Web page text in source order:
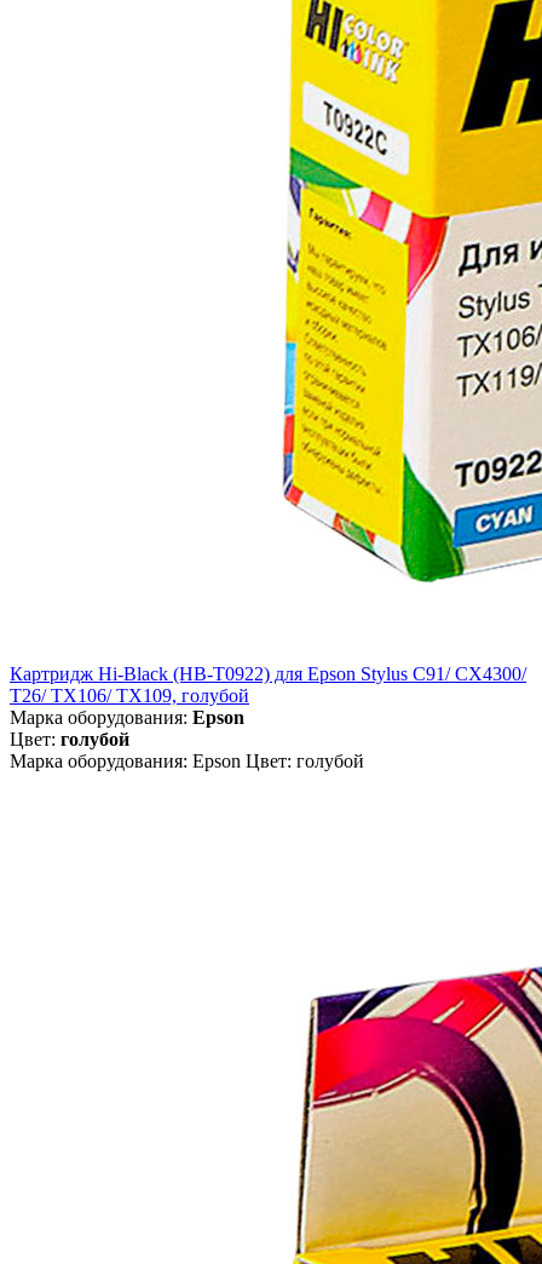
Картридж Hi-Black (HB-T0922) для Epson Stylus C91/ CX4300/
T26/ TX106/ TX109, голубой
Марка оборудования: Epson
Цвет: голубой
Марка оборудования: Epson Цвет: голубой